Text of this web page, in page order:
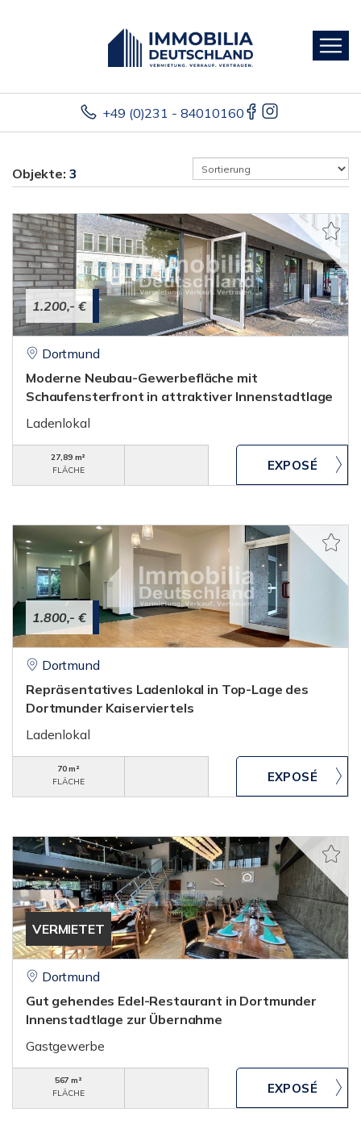
+49 (0)231 - 84010160
Objekte: 3
1.200,- €
Dortmund
Moderne Neubau-Gewerbefläche mit
Schaufensterfront in attraktiver Innenstadtlage
Ladenlokal
27,89 m²
FLÄCHE
1.800,- €
Dortmund
Repräsentatives Ladenlokal in Top-Lage des
Dortmunder Kaiserviertels
Ladenlokal
70 m²
FLÄCHE
VERMIETET
Dortmund
Gut gehendes Edel-Restaurant in Dortmunder
Innenstadtlage zur Übernahme
Gastgewerbe
567 m²
FLÄCHE